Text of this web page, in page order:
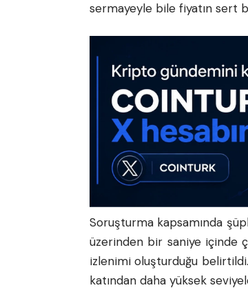
sermayeyle bile fiyatın sert
Soruşturma kapsamında
üzerinden bir saniye içinde
izlenimi oluşturduğu
katından daha yüksek